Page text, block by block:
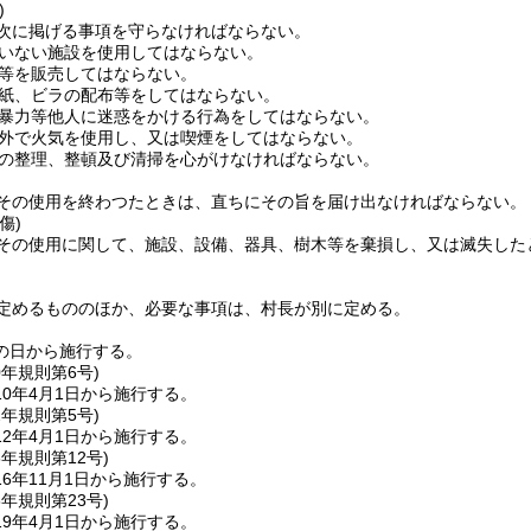
に掲げる事項を守らなければならない。
ない施設を使用してはならない。
を販売してはならない。
、ビラの配布等をしてはならない。
力等他人に迷惑をかける行為をしてはならない。
で火気を使用し、又は喫煙をしてはならない。
整理、整頓及び清掃を心がけなければならない。
の使用を終わつたときは、直ちにその旨を届け出なければならない。
)
の使用に関して、施設、設備、器具、樹木等を棄損し、又は滅失し
めるもののほか、必要な事項は、村長が別に定める。
から施行する。
規則第6号)
年4月1日から施行する。
規則第5号)
年4月1日から施行する。
規則第12号)
年11月1日から施行する。
規則第23号)
年4月1日から施行する。